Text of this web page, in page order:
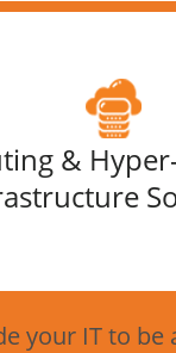
&
your IT to be